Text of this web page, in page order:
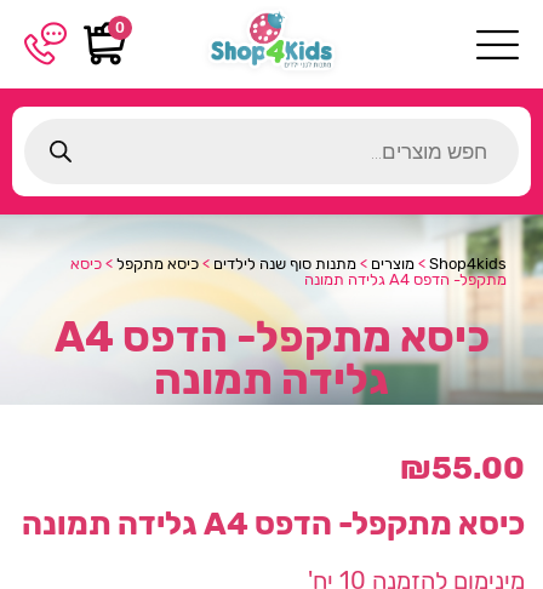
0
search
Shop4kids
> מוצרים > מתנות סוף שנה לילדים > כיסא מתקפל > כיסא
מתקפל- הדפס A4 גלידה תמונה
כיסא מתקפל- הדפס A4
גלידה תמונה
₪55.00
כיסא מתקפל- הדפס A4 גלידה תמונה
מינימום להזמנה 10 יח'